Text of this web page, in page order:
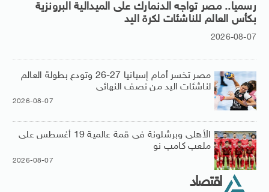
رسميا.. مصر تواجه الدنمارك على الميدالية البرونزية
بكأس العالم للناشئات لكرة اليد
2026-08-07
مصر تخسر أمام إسبانيا 27-26 وتودع بطولة العالم
لناشئات اليد من نصف النهائى
2026-08-07
الأهلى وبرشلونة فى قمة عالمية 19 أغسطس على
ملعب كامب نو
2026-08-07
اقتصاد